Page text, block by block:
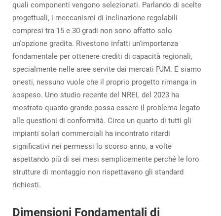
quali componenti vengono selezionati. Parlando di scelte
progettuali, i meccanismi di inclinazione regolabili
compresi tra 15 e 30 gradi non sono affatto solo
un'opzione gradita. Rivestono infatti un'importanza
fondamentale per ottenere crediti di capacità regionali,
specialmente nelle aree servite dai mercati PJM. E siamo
onesti, nessuno vuole che il proprio progetto rimanga in
sospeso. Uno studio recente del NREL del 2023 ha
mostrato quanto grande possa essere il problema legato
alle questioni di conformità. Circa un quarto di tutti gli
impianti solari commerciali ha incontrato ritardi
significativi nei permessi lo scorso anno, a volte
aspettando più di sei mesi semplicemente perché le loro
strutture di montaggio non rispettavano gli standard
richiesti.
Dimensioni Fondamentali di